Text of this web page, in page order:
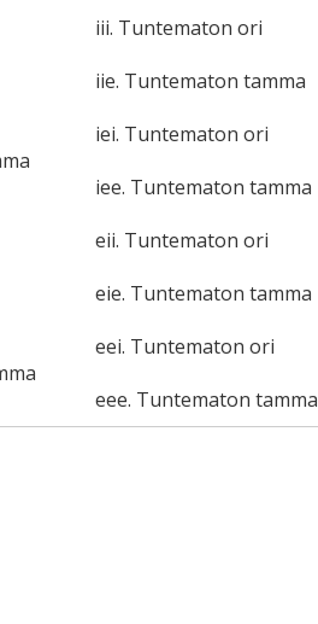
iii. Tuntematon ori
iie. Tuntematon tamma
iei. Tuntematon ori
iee. Tuntematon tamma
eii. Tuntematon ori
eie. Tuntematon tamma
eei. Tuntematon ori
eee. Tuntematon tamma